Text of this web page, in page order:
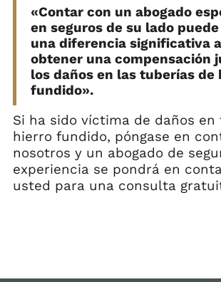
«Contar con un abogado
en seguros de su lado
una diferencia significativa
obtener una compensación
los daños en las tuberías de
fundido».
Si ha sido víctima de daños en
hierro fundido, póngase en
nosotros y un abogado de
experiencia se pondrá en
usted para una consulta